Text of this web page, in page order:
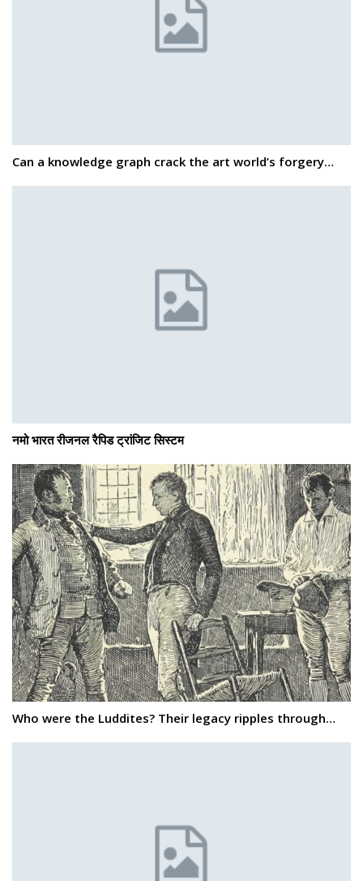
Can a knowledge graph crack the art world’s forgery…
नमो भारत रीजनल रैपिड ट्रांजिट सिस्टम
Who were the Luddites? Their legacy ripples through…